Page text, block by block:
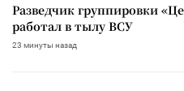
Разведчик группировки
работал в тылу ВСУ
23 минуты назад